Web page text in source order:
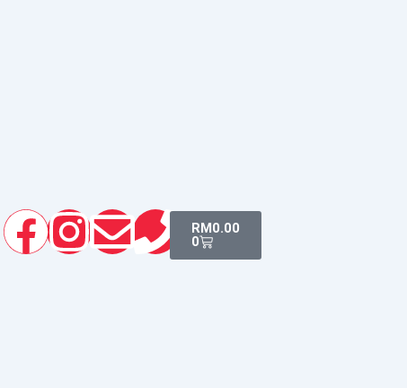
Facebook
Instagram
Envelope
Phone
RM0.00
0
Cart